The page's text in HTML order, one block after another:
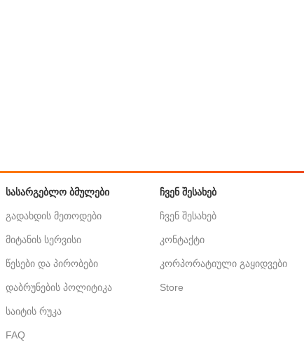
ᲡᲐᲡᲐᲠᲒᲔᲑᲚᲝ ᲑᲛᲣᲚᲔᲑᲘ
გადახდის მეთოდები
მიტანის სერვისი
წესები და პირობები
დაბრუნების პოლიტიკა
საიტის რუკა
FAQ
ᲩᲕᲔᲜ ᲨᲔᲡᲐᲮᲔᲑ
ჩვენ შესახებ
კონტაქტი
კორპორატიული გაყიდვები
Store